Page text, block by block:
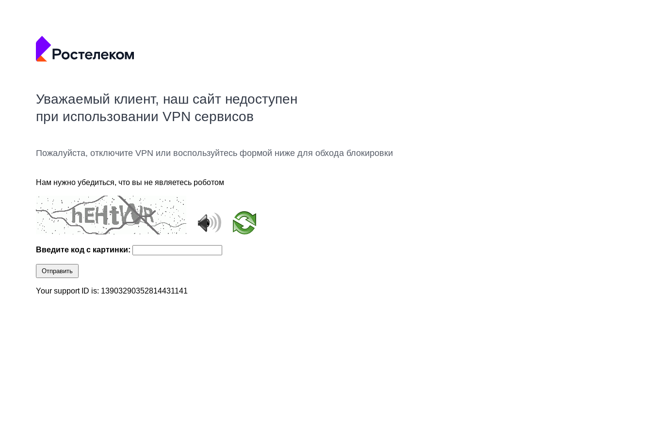
Уважаемый клиент, наш сайт недоступен
при использовании VPN сервисов
Пожалуйста, отключите VPN или воспользуйтесь формой ниже для обхода блокировки
Нам нужно убедиться, что вы не являетесь роботом
Введите код с картинки:
Отправить
Your support ID is: 13903290352814431141